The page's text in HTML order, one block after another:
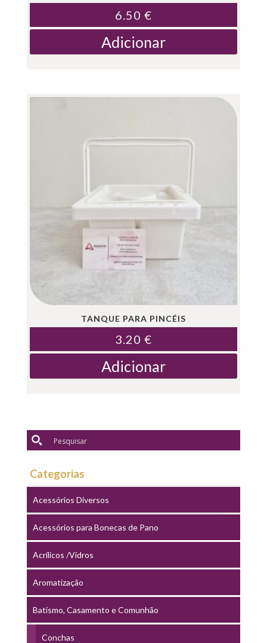
6.50 €
Adicionar
TANQUE PARA PINCÉIS
3.20 €
Adicionar
Categorias
Acessórios Diversos
Acessórios para Bonecas de Pano
Acrílicos /Vidros
Aromatização
Batismo, Casamento e Comunhão
Conchas